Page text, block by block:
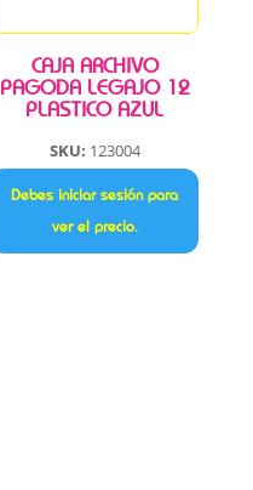
CAJA ARCHIVO
PAGODA LEGAJO 12
PLASTICO AZUL
SKU: 123004
Debes iniciar sesión para
ver el precio.